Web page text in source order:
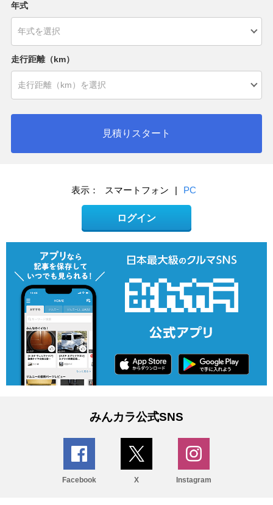
年式
走行距離（km）
見積りスタート
表示： スマートフォン | PC
ログイン
みんカラ公式SNS
Facebook X Instagram